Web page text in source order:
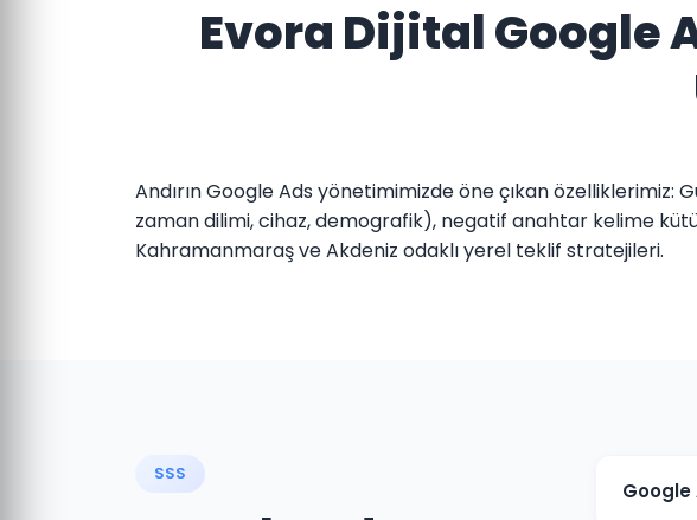
Evora Dijital Google
Andırın Google Ads yönetimimizde öne çıkan
zaman dilimi, cihaz, demografik), negatif anahtar kelime
Kahramanmaraş ve Akdeniz odaklı yerel teklif stratejileri.
SSS
Google